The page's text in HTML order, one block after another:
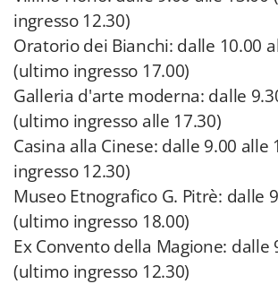
ingresso 12.30)
Oratorio dei Bianchi: dalle 10.00
(ultimo ingresso 17.00)
Galleria d'arte moderna: dalle
(ultimo ingresso alle 17.30)
Casina alla Cinese: dalle 9.00 alle
ingresso 12.30)
Museo Etnografico G. Pitrè: dalle
(ultimo ingresso 18.00)
Ex Convento della Magione: dalle
(ultimo ingresso 12.30)